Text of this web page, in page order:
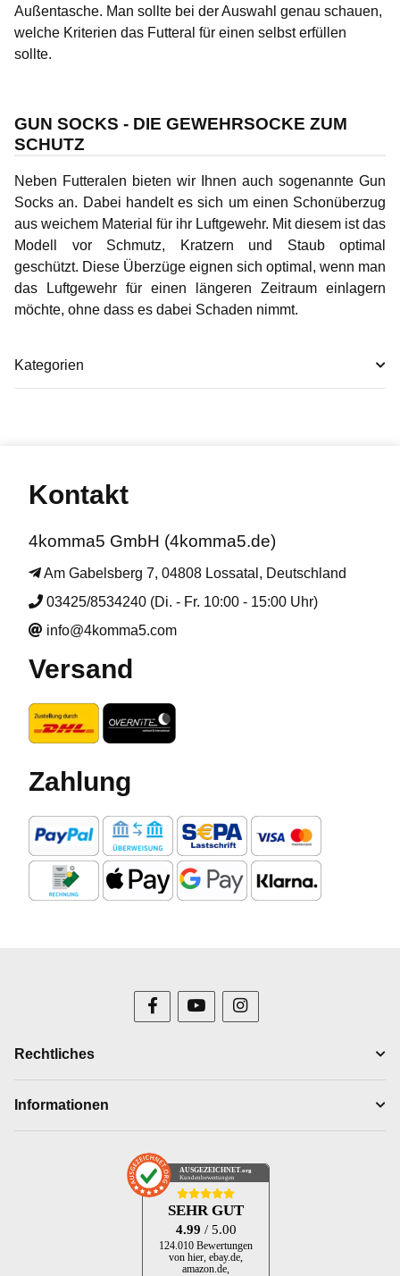
Außentasche. Man sollte bei der Auswahl genau schauen,
welche Kriterien das Futteral für einen selbst erfüllen
sollte.
GUN SOCKS - DIE GEWEHRSOCKE ZUM
SCHUTZ
Neben Futteralen bieten wir Ihnen auch sogenannte Gun
Socks an. Dabei handelt es sich um einen Schonüberzug
aus weichem Material für ihr Luftgewehr. Mit diesem ist das
Modell vor Schmutz, Kratzern und Staub optimal
geschützt. Diese Überzüge eignen sich optimal, wenn man
das Luftgewehr für einen längeren Zeitraum einlagern
möchte, ohne dass es dabei Schaden nimmt.
Kategorien
Kontakt
4komma5 GmbH (4komma5.de)
Am Gabelsberg 7, 04808 Lossatal, Deutschland
03425/8534240 (Di. - Fr. 10:00 - 15:00 Uhr)
info@4komma5.com
Versand
Zahlung
Rechtliches
Informationen
AUSGEZEICHNET.org
Kundenbewertungen
SEHR GUT
4.99 / 5.00
124.010 Bewertungen
von hier, ebay.de,
amazon.de,